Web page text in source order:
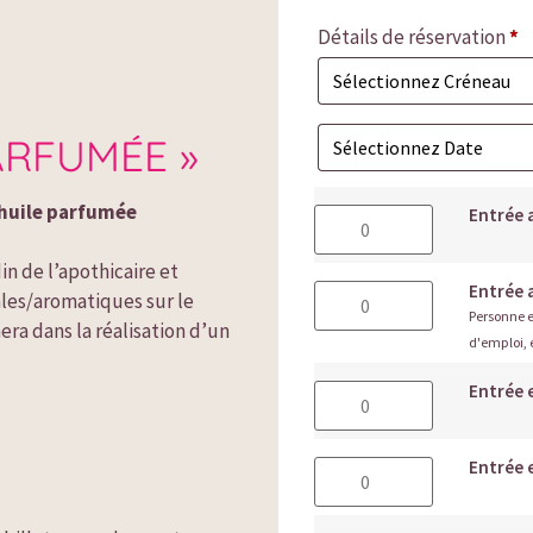
»
parfumée
de l’apothicaire et
aromatiques sur le
dans la réalisation d’un
Détails de réservation*
Entrée
Entrée
d'emploi,
Entrée
Entrée